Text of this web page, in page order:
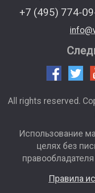
+7 (495) 774-
All rights reserved.
Использование
целях без
Правила